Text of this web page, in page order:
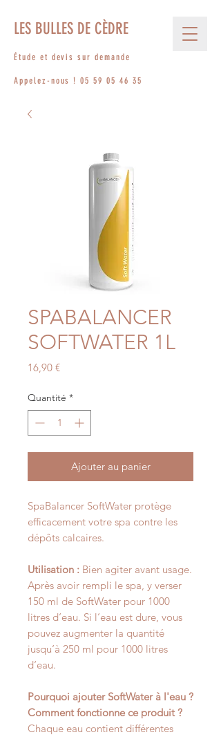
Appelez-nous !05 59 05 46 35
LES BULLES DE CÈDRE
Étude et devis sur demande
SPABALANCER
SOFTWATER 1L
16,90 €Prix
Quantité *
Ajouter au panier
SpaBalancer SoftWater protège
efficacement votre spa contre les
dépôts calcaires.
Utilisation : Bien agiter avant usage.
Après avoir rempli le spa, y verser
150 ml de SoftWater pour 1000
litres d‘eau. Si l‘eau est dure, vous
pouvez augmenter la quantité
jusqu‘à 250 ml pour 1000 litres
d‘eau.
Pourquoi ajouter SoftWater à l'eau ?
Comment fonctionne ce produit ?
Chaque eau contient différentes